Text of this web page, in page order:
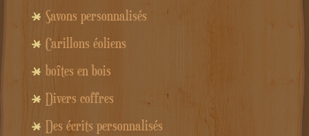
Savons personnalisés
Carillons éoliens
boîtes en bois
Divers coffres
Des écrits personnalisés